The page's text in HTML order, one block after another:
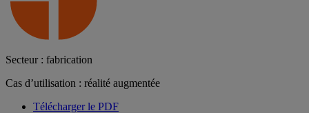
Secteur : fabrication
Cas d’utilisation : réalité augmentée
Télécharger le PDF